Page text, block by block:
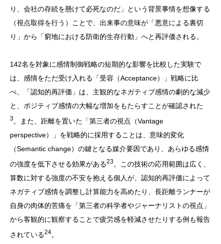
り、会社の存続を懸けて必死なのだ」という背景事情を想像する
（視点取得を行う）ことで、出来事の意味が「悪意による裏切
り」から「窮地における防衛的生存行動」へと再評価される。
142名を対象に感情制御戦略の短期的な影響を比較した実験で
は、感情をただ受け入れる「受容（Acceptance）」戦略に比
べ、「認知的再評価」は、主観的なネガティブ感情の劇的な減少
と、ポジティブ感情の大幅な増加をもたらすことが確認された
3。また、距離を置いた「第三者の視点（Vantage
perspective）」を戦略的に採用することは、意味的変化
（Semantic change）の鍵となる媒介要因であり、あらゆる感情
の強度を低下させる効果がある23。この技術の応用範囲は広く、
算数に対する強度の不安を抱える個人が、認知的再評価によって
ネガティブ感情を調整し計算能力を高めたり、長距離ランナーが
自身の肉体的苦痛を「第三者の科学者やジャーナリストの視点」
から客観的に観察することで疲労感を軽減させたりする例も報告
されている24。